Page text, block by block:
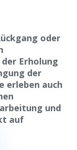
oder
Erholung
der
erleben auch
und
auf